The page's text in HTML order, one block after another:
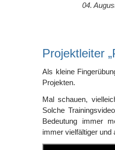
04.
Projektleiter
Als kleine
Projekten.
Mal schauen,
Solche
Bedeutung immer
immer vielfältiger und